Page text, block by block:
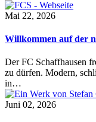
Mai 22, 2026
Willkommen auf der
Der FC Schaffhausen
zu dürfen. Modern,
in…
Juni 02, 2026